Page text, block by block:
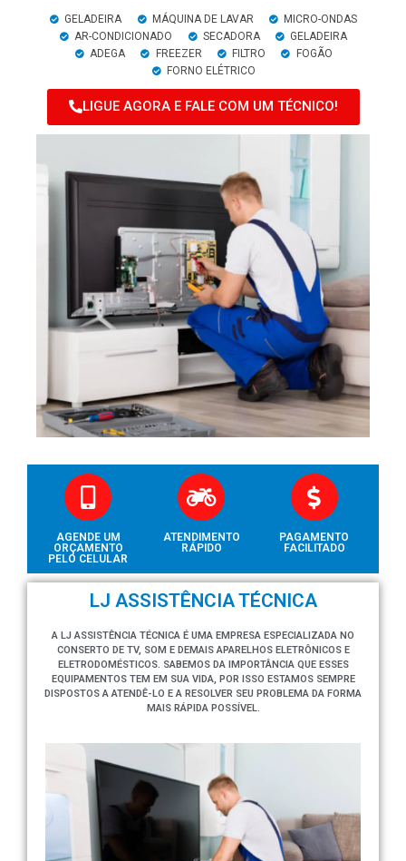
GELADEIRA MÁQUINA DE LAVAR
MICRO-ONDAS
AR-CONDICIONADO
SECADORA
GELADEIRA
ADEGA
FREEZER FILTRO
FOGÃO
FORNO ELÉTRICO
LIGUE AGORA E FALE COM UM TÉCNICO!
AGENDE UM
ORÇAMENTO
PELO CELULAR
ATENDIMENTO
RÁPIDO
PAGAMENTO
FACILITADO
LJ ASSISTÊNCIA TÉCNICA
A LJ ASSISTÊNCIA TÉCNICA É UMA EMPRESA ESPECIALIZADA NO
CONSERTO DE TV, SOM E DEMAIS APARELHOS ELETRÔNICOS E
ELETRODOMÉSTICOS. SABEMOS DA IMPORTÂNCIA QUE ESSES
EQUIPAMENTOS TEM EM SUA VIDA, POR ISSO ESTAMOS SEMPRE
DISPOSTOS A ATENDÊ-LO E A RESOLVER SEU PROBLEMA DA FORMA
MAIS RÁPIDA POSSÍVEL.